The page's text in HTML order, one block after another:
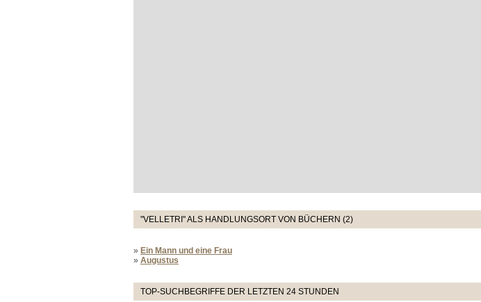
"VELLETRI" ALS HANDLUNGSORT VON BÜCHERN (2)
» Ein Mann und eine Frau
» Augustus
TOP-SUCHBEGRIFFE DER LETZTEN 24 STUNDEN